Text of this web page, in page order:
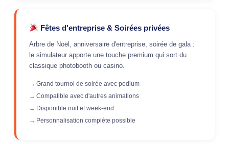
Fêtes d'entreprise & Soirées privées
Arbre de Noël, anniversaire d'entreprise, soirée de gala :
le simulateur apporte une touche premium qui sort du
classique photobooth ou casino.
Grand tournoi de soirée avec podium
Compatible avec d'autres animations
Disponible nuit et week-end
Personnalisation complète possible